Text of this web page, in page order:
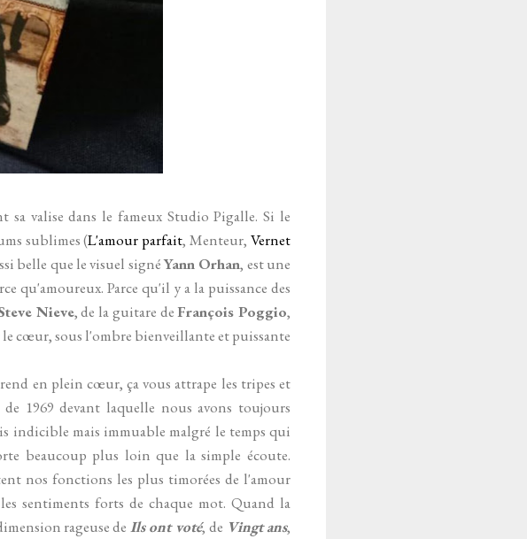
valise dans le fameux Studio Pigalle. Si le
sublimes (L'amour parfait, Menteur,Vernet
belle que le visuel signéYann Orhan, est une
qu'amoureux. Parce qu'il y a la puissance des
Nieve, de la guitare deFrançois Poggio,
le cœur, sous l'ombre bienveillante et puissante
en plein cœur, ça vous attrape les tripes et
1969 devant laquelle nous avons toujours
indicible mais immuable malgré le temps qui
beaucoup plus loin que la simple écoute.
nos fonctions les plus timorées de l'amour
sentiments forts de chaque mot. Quand la
rageuse de Ils ont voté, de Vingt ans,